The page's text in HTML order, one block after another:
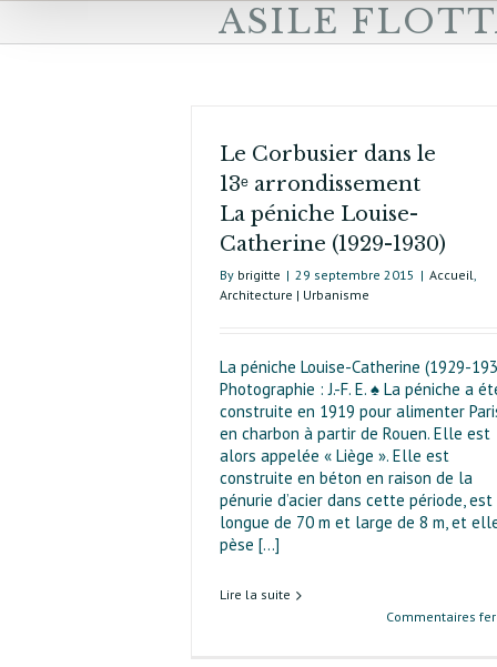
ASILE
Le Corbusier dans le
13ᵉ arrondissement
La péniche Louise-
Catherine (1929-1930)
By brigitte | 29 septembre 2015 | Accueil,
Architecture | Urbanisme
La péniche Louise-Catherine (1929-
Photographie : J.-F. E. ♠ La péniche a
construite en 1919 pour alimenter
en charbon à partir de Rouen. Elle est
alors appelée « Liège ». Elle est
construite en béton en raison de la
pénurie d’acier dans cette période, est
longue de 70 m et large de 8 m, et
pèse [...]
Lire la suite
Commentaires